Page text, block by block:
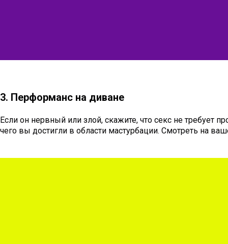
3. Перформанс на диване
Если он нервный или злой, скажите, что секс не требует
чего вы достигли в области мастурбации. Смотреть на